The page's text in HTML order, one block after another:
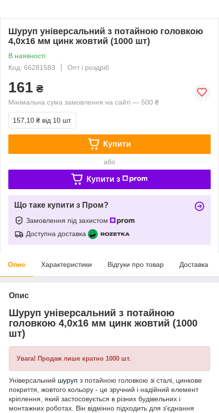
Шуруп універсальний з потайною головкою
4,0х16 мм цинк жовтий (1000 шт)
В наявності
Код: 66281583
Опт і роздріб
161 ₴
Мінімальна сума замовлення на сайті — 500 ₴
157,10 ₴ від 10 шт.
Купити
або
Купити з
Що таке купити з Пром?
Замовлення під захистом
Доступна доставка
Опис Характеристики Відгуки про товар Доставка
Опис
Шуруп універсальний з потайною
головкою 4,0х16 мм цинк жовтий (1000
шт)
Увага! Продаж лише кратно 1000 шт.
Універсальний шуруп з потайною головкою зі сталі, цинкове
покриття, жовтого кольору - це зручний і надійний елемент
кріплення, який застосовується в різних будівельних і
монтажних роботах. Він відмінно підходить для з'єднання